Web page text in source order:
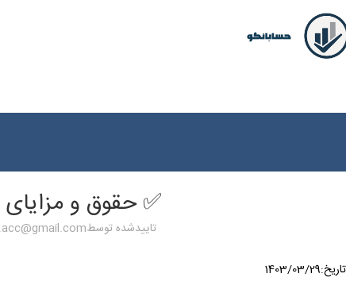
✅ حقوق و
تاییدشده توسط
تاریخ:1403/03/29